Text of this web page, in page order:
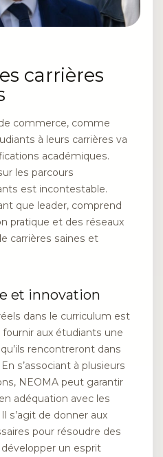
carrières
commerce, comme
à leurs carrières va
académiques.
les parcours
est incontestable.
que leader, comprend
pratique et des réseaux
carrières saines et
et innovation
dans le curriculum est
aux étudiants une
rencontreront dans
s’associant à plusieurs
NEOMA peut garantir
adéquation avec les
s’agit de donner aux
pour résoudre des
un esprit